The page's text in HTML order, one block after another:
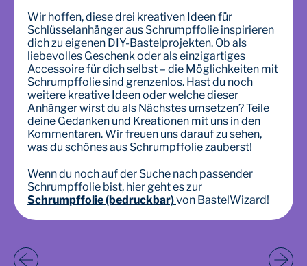
Wir hoffen, diese drei kreativen Ideen für
Schlüsselanhänger aus Schrumpffolie inspirieren
dich zu eigenen DIY-Bastelprojekten. Ob als
liebevolles Geschenk oder als einzigartiges
Accessoire für dich selbst – die Möglichkeiten mit
Schrumpffolie sind grenzenlos. Hast du noch
weitere kreative Ideen oder welche dieser
Anhänger wirst du als Nächstes umsetzen? Teile
deine Gedanken und Kreationen mit uns in den
Kommentaren. Wir freuen uns darauf zu sehen,
was du schönes aus Schrumpffolie zauberst!
Wenn du noch auf der Suche nach passender
Schrumpffolie bist, hier geht es zur
Schrumpffolie (bedruckbar)von BastelWizard!